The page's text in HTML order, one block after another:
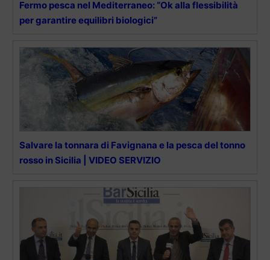
Fermo pesca nel Mediterraneo: “Ok alla flessibilità
per garantire equilibri biologici”
Salvare la tonnara di Favignana e la pesca del tonno
rosso in Sicilia | VIDEO SERVIZIO